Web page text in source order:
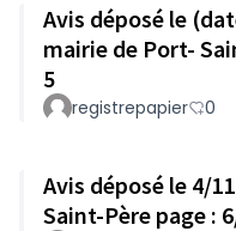
Avis déposé le
mairie de Port-
5
registrepapier 0
Avis déposé le 4/
Saint-Père page :